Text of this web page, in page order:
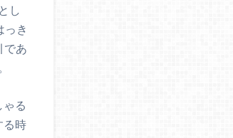
し
っき
であ
る
る時